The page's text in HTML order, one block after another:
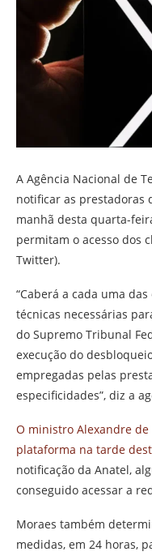
A Agência Nacional de
notificar as prestadoras
manhã desta quarta-
permitam o acesso dos
Twitter).
“Caberá a cada uma
técnicas necessárias
do Supremo Tribunal
execução do
empregadas pelas
especificidades”, diz a
O ministro Alexandre
plataforma na tarde
notificação da Anatel,
conseguido acessar a
Moraes também
medidas, em 24 horas,